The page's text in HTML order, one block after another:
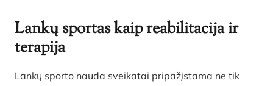
Lankų sportas kaip reabilitacija ir
terapija
Lankų sporto nauda sveikatai pripažįstama ne tik